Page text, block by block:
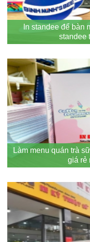
In standee để bàn
standee
Làm menu quán trà
giá rẻ